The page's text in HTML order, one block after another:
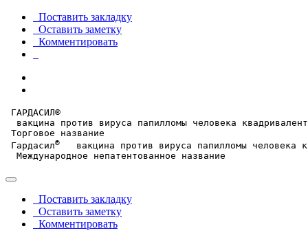
Поставить закладку
Оставить заметку
Комментировать
ГАРДАСИЛ®
вакцина против вируса папилломы человека
Торговое название
Гардасил®
вакцина против вируса папилломы человека
  Международное непатентованное название
Поставить закладку
Оставить заметку
Комментировать